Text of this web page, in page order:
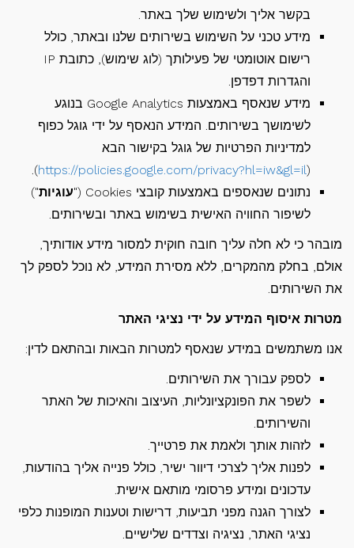
בקשר אליך ולשימוש שלך באתר.
מידע טכני על השימוש בשירותים שלנו ובאתר, כולל
רישום אוטומטי של פעילותך (לוג שימוש), כתובת IP
והגדרות דפדפן.
מידע שנאסף באמצעות Google Analytics בנוגע
לשימושך בשירותים. המידע הנאסף על ידי גוגל כפוף
למדיניות הפרטיות של גוגל בקישור הבא
(
https://policies.google.com/privacy?hl=iw&gl=il
).
נתונים שנאספים באמצעות קובצי Cookies ("
עוגיות")
לשיפור החוויה האישית בשימוש באתר ובשירותים.
מובהר כי לא חלה עליך חובה חוקית למסור מידע אודותיך,
אולם, בחלק מהמקרים, ללא מסירת המידע, לא נוכל לספק לך
את השירותים.
מטרות איסוף המידע על ידי נציגי האתר
אנו משתמשים במידע שנאסף למטרות הבאות ובהתאם לדין:
לספק עבורך את השירותים.
לשפר את הפונקציונליות, העיצוב והאיכות של האתר
והשירותים.
לזהות אותך ולאמת את פרטייך.
לפנות אליך לצרכי דיוור ישיר, כולל פנייה אליך בהודעות,
עדכונים ומידע פרסומי מותאם אישית.
לצורך הגנה מפני תביעות, דרישות וטענות המופנות כלפי
נציגי האתר, נציגיה וצדדים שלישיים.